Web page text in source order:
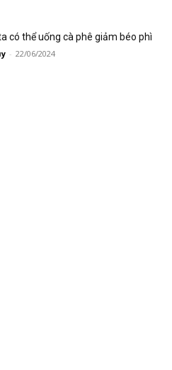
có thể uống cà phê giảm béo phì
- 22/06/2024